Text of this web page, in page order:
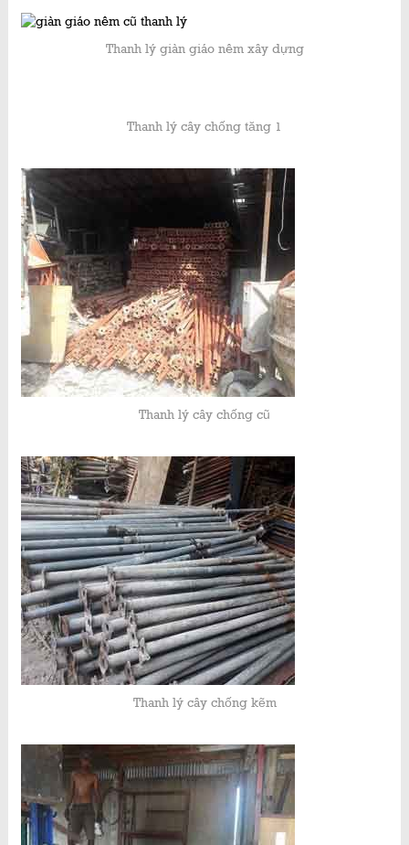
Thanh lý giàn giáo nêm xây dựng
Thanh lý cây chống tăng 1
Thanh lý cây chống cũ
Thanh lý cây chống kẽm